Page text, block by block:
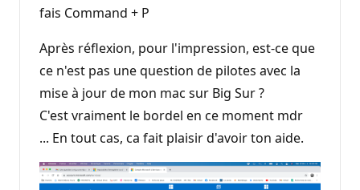
fais Command + P
Après réflexion, pour l'impression, est-ce que
ce n'est pas une question de pilotes avec la
mise à jour de mon mac sur Big Sur ?
C'est vraiment le bordel en ce moment mdr
... En tout cas, ca fait plaisir d'avoir ton aide.